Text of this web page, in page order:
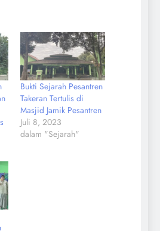
Bukti Sejarah Pesantren
Takeran Tertulis di
Masjid Jamik Pesantren
Juli 8, 2023
dalam "Sejarah"